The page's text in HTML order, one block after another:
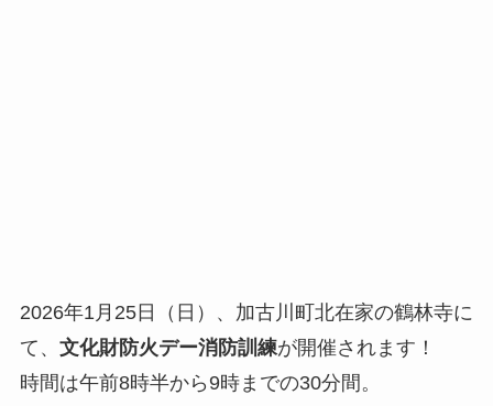
2026年1月25日（日）、加古川町北在家の鶴林寺に
て、 文化財防火デー消防訓練が開催されます！
時間は午前8時半から9時までの30分間。